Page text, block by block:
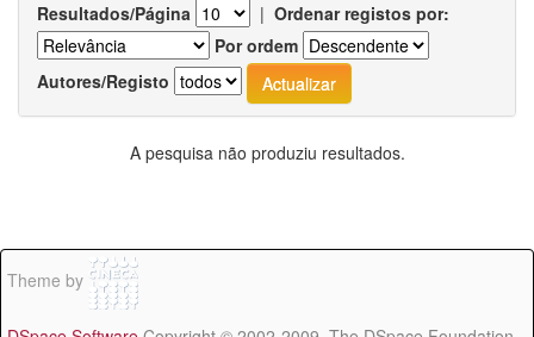
Resultados/Página | Ordenar registos por:
Por ordem
Autores/Registo
A pesquisa não produziu resultados.
Theme by